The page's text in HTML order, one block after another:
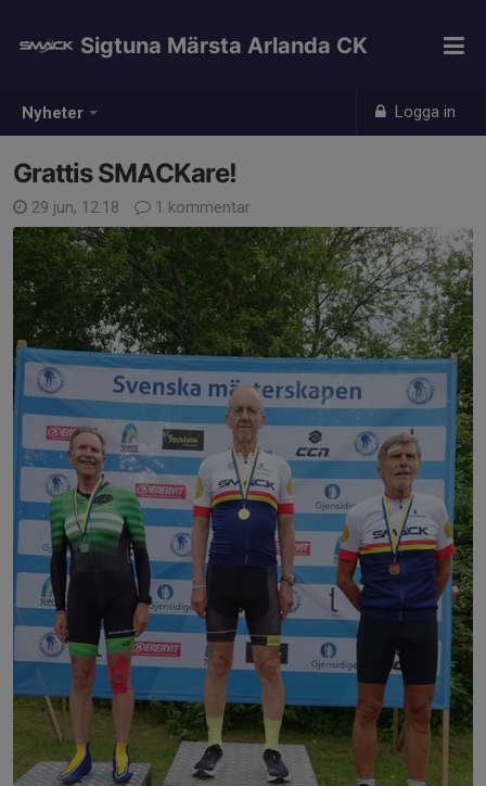
Nyheter Logga in
Sigtuna Märsta Arlanda CK
Grattis SMACKare!
29 jun, 12:18 1 kommentar